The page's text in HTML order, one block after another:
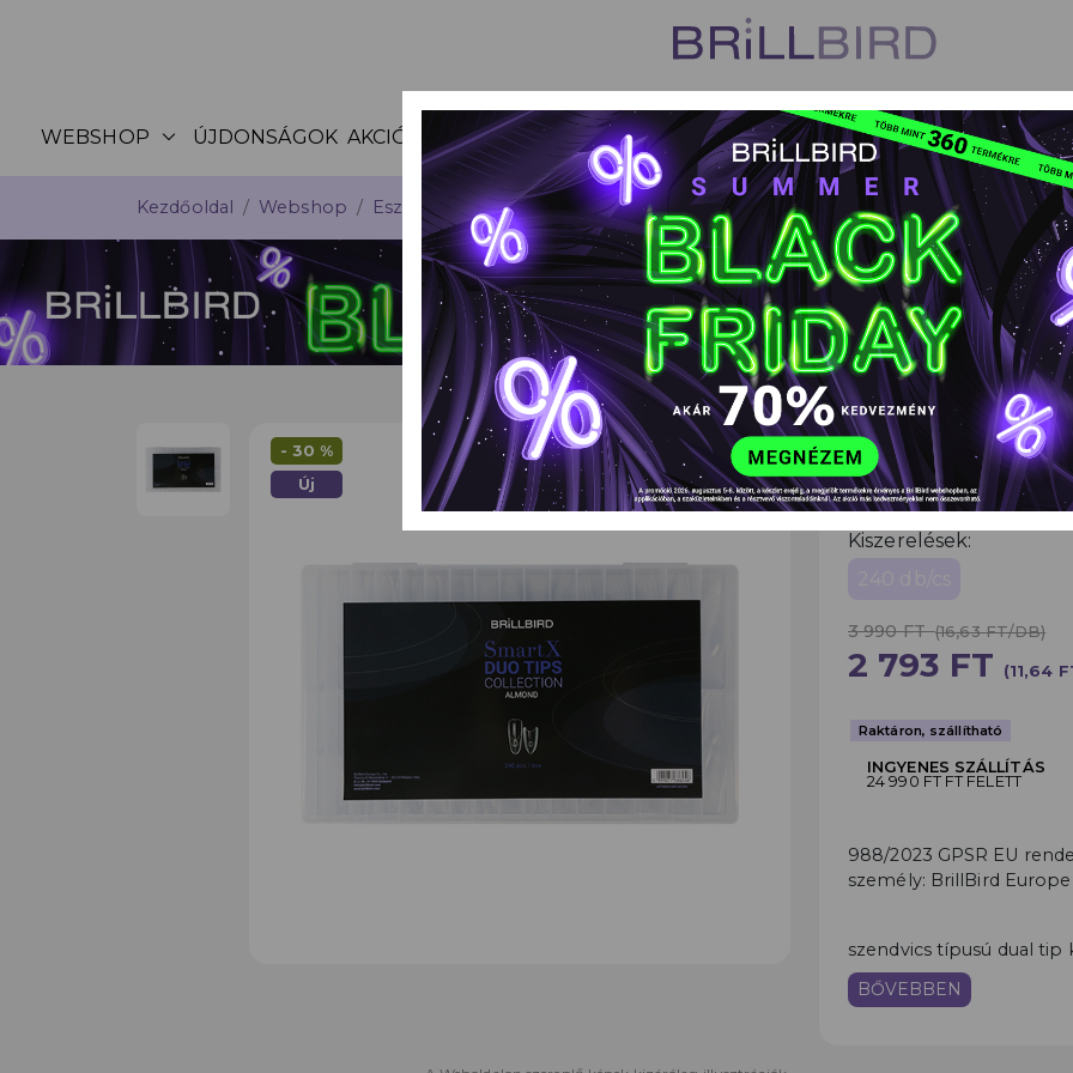
WEBSHOP expand_more ÚJDONSÁGOK AKCIÓK KATALÓGUS VISZONTELADÓK TANFOLYAMOK
Kezdőoldal Webshop Eszközök, kellékek Tipek, margaréták, tip kellékek SmartX Tip Box -
- 30 %
Új
SmartX Tip
EAN kód:
Kiszerelések:
3 990 FT(16,63 FT/DB)
2 793 FT (11,64
Raktáron, szállítható
INGYENES SZÁLLÍTÁS
24 990 FT FT FELETT
988/2023 GPSR EU
személy: BrillBird
szendvics típusú dual tip
BŐVEBBEN